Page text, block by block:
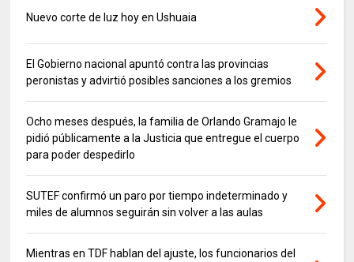
Nuevo corte de luz hoy en Ushuaia
El Gobierno nacional apuntó contra las provincias
peronistas y advirtió posibles sanciones a los gremios
Ocho meses después, la familia de Orlando Gramajo le
pidió públicamente a la Justicia que entregue el cuerpo
para poder despedirlo
SUTEF confirmó un paro por tiempo indeterminado y
miles de alumnos seguirán sin volver a las aulas
Mientras en TDF hablan del ajuste, los funcionarios del